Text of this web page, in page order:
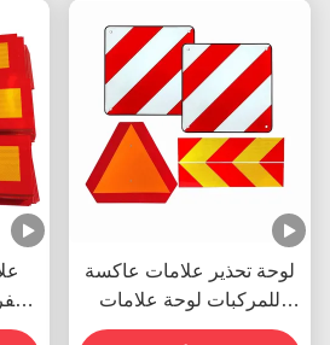
لوحة تحذير علامات عاكسة
للمركبات لوحة علامات
خلفية عاكسة لإيطاليا